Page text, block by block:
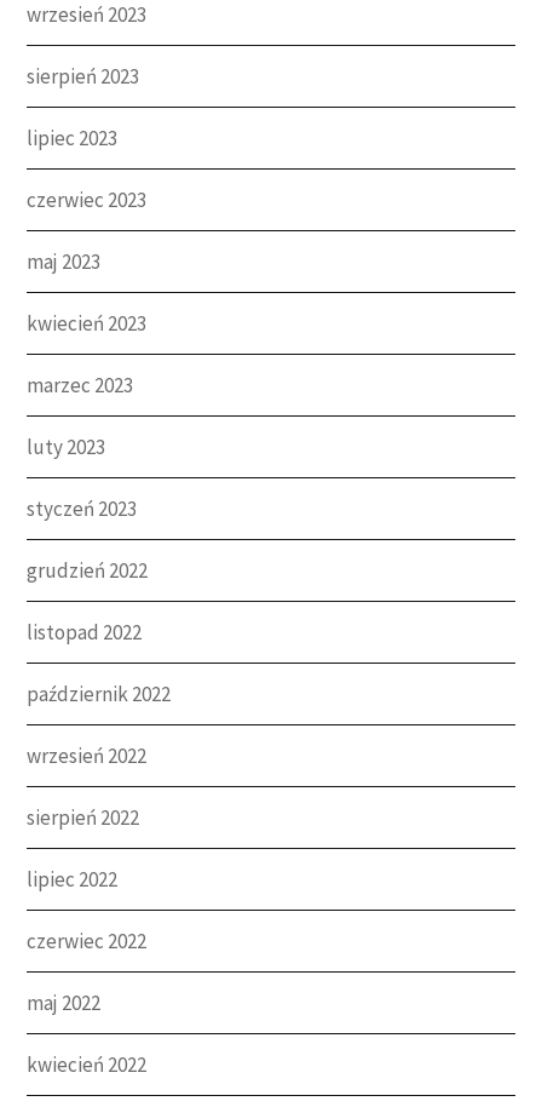
wrzesień 2023
sierpień 2023
lipiec 2023
czerwiec 2023
maj 2023
kwiecień 2023
marzec 2023
luty 2023
styczeń 2023
grudzień 2022
listopad 2022
październik 2022
wrzesień 2022
sierpień 2022
lipiec 2022
czerwiec 2022
maj 2022
kwiecień 2022